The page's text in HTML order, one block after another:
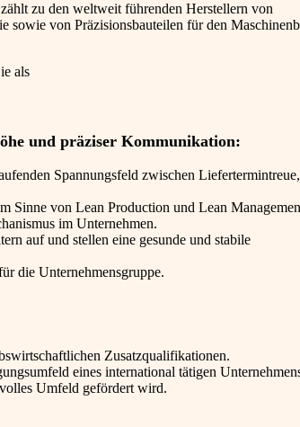
zu den weltweit führenden Herstellern von
sowie von Präzisionsbauteilen für den
als
und präziser Kommunikation:
Spannungsfeld zwischen
Sinne von Lean Production und Lean
im Unternehmen.
auf und stellen eine gesunde und stabile
die Unternehmensgruppe.
Zusatzqualifikationen.
eines international tätigen
Umfeld gefördert wird.